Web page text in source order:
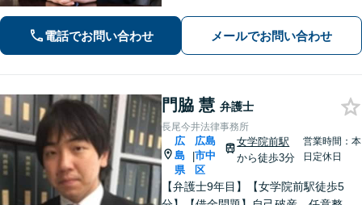
に的確に対応します。【必ず成功す
る】という【強い信念】をもって強気
電話でお問い合わせ メールでお問い合わせ
門脇 慧 弁護士
長尾今井法律事務所
広
島
県
|
広島
市中
区
女学院前駅
から徒歩3分
営業時間：本
日定休日
【弁護士9年目】【女学院前駅徒歩5